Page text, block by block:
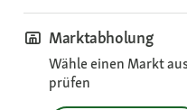
Marktabholung
Wähle einen Markt
prüfen